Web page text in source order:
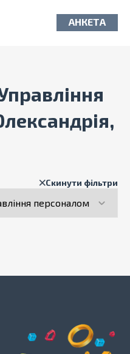
АНКЕТА
Скинути фільтри